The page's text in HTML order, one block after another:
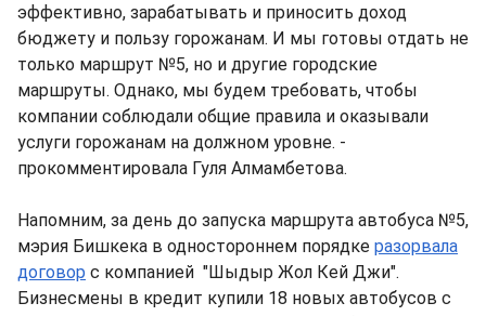
эффективно, зарабатывать и приносить доход
бюджету и пользу горожанам. И мы готовы отдать не
только маршрут №5, но и другие городские
маршруты. Однако, мы будем требовать, чтобы
компании соблюдали общие правила и оказывали
услуги горожанам на должном уровне. -
прокомментировала Гуля Алмамбетова.
Напомним, за день до запуска маршрута автобуса №5,
мэрия Бишкека в одностороннем порядке разорвала
договор с компанией "Шыдыр Жол Кей Джи".
Бизнесмены в кредит купили 18 новых автобусов с